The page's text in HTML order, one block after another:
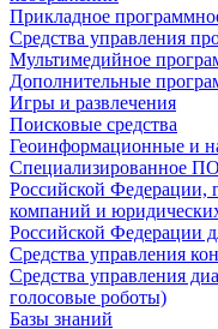
Прикладное
Средства управления
Мультимедийное
Дополнительные
Игры и развлечения
Поисковые средства
Геоинформационные и
Специализированное
Российской Федерации,
компаний и
Российской Федерации
Средства управления
Средства управления
голосовые роботы)
Базы знаний